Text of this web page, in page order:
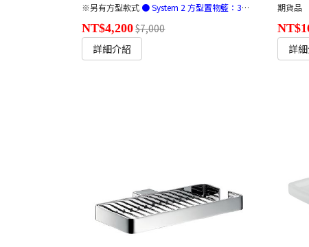
※另有方型款式 ● System 2 方型置物籃：3545.001.20(連結)
NT$4,200$7,000
詳細介紹
期貨品
詳